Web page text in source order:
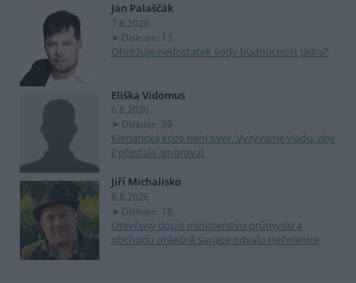
Jan Palaščák
7.8.2026
Diskuse: 13
Ohrožuje nedostatek vody budoucnost jádra?
Eliška Vidomus
6.8.2026
Diskuse: 39
Klimatická krize není over. Vyzýváme vládu, aby
ji přestala ignorovat
Jiří Michalisko
6.8.2026
Diskuse: 18
Otevřený dopis ministerstvu průmyslu a
obchodu ohledně sanace odvalu Heřmanice